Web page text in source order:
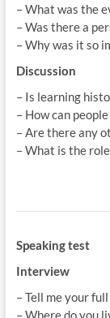
– What was the
– Was there a
– Why was it so
Discussion
– Is learning
– How can
– Are there any
– What is the
Speaking test
Interview
– Tell me your
– Where do you